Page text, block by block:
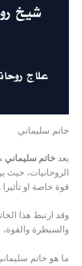
خاتم سليماني
يعدخاتم سليماني
الروحانيات، حيث
قوة خاصة او تأثيرا
وقد ارتبط هذا
والسيطرة
ما هو خاتم